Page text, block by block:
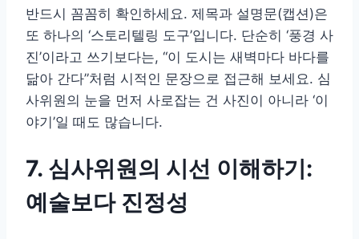
반드시 꼼꼼히 확인하세요. 제목과 설명문(캡션)은
또 하나의 ‘스토리텔링 도구’입니다. 단순히 ‘풍경 사
진’이라고 쓰기보다는, “이 도시는 새벽마다 바다를
닮아 간다”처럼 시적인 문장으로 접근해 보세요. 심
사위원의 눈을 먼저 사로잡는 건 사진이 아니라 ‘이
야기’일 때도 많습니다.
7. 심사위원의 시선 이해하기:
예술보다 진정성